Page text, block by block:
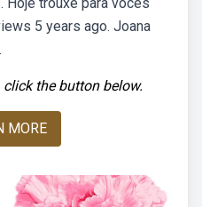
5 years ago. Joana
the button below.
MORE